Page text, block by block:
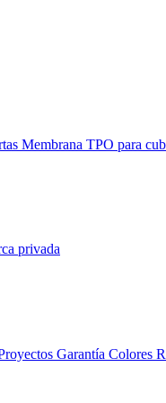
Membrana TPO para
privada
Garantía Colores